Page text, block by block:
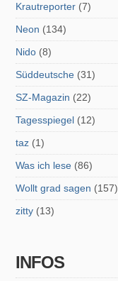
Krautreporter (7)
Neon (134)
Nido (8)
Süddeutsche (31)
SZ-Magazin (22)
Tagesspiegel (12)
taz (1)
Was ich lese (86)
Wollt grad sagen (157)
zitty (13)
INFOS